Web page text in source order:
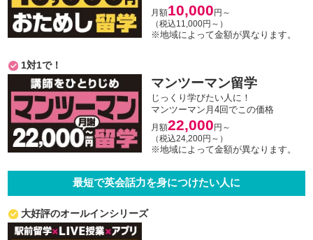
月額10,000 円～
（税込11,000円～）
※地域によって金額が異なります。
1対1で！
マンツーマン留学
じっくり学びたい人に！
マンツーマン月4回でこの価格
月額22,000 円～
（税込24,200円～）
※地域によって金額が異なります。
最短で英会話力を身につけたい人に
大好評のオールインシリーズ